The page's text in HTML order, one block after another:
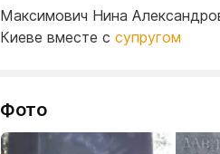
Максимович Нина
Киеве вместе с супругом
Фото